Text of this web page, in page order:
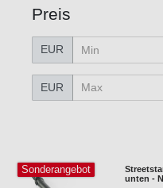
Preis
EUR
EUR
Sonderangebot
unten -